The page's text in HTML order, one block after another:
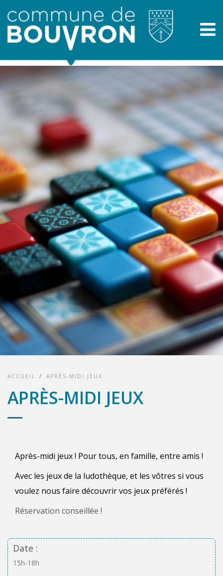
ACCUEIL / APRÈS-MIDI JEUX
APRÈS-MIDI JEUX
Après-midi jeux ! Pour tous, en famille, entre amis !
Avec les jeux de la ludothèque, et les vôtres si vous
voulez nous faire découvrir vos jeux préférés !
Réservation conseillée !
Date :
15h-18h